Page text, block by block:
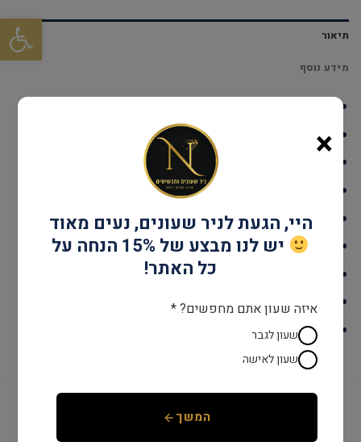
פתח תיאור
מידע נוסף
עמידות במים: עד 30 מטר
אחריות: שנתיים יבואן רשמי
קוטר: 33 מ"מ
מנגנון: SWISS RONDA 762
זכוכית: ציפוי ספיר קריסטל
צבע: זהב & כסף
לוח : טורקיז
×
היי, הגעת לניר שעונים, נעים מאוד
יש לנו מבצע של 15% הנחה על
כל האתר!
איזה שעון אתם מחפשים? *
שעון לגבר
שעון לאישה
המשך